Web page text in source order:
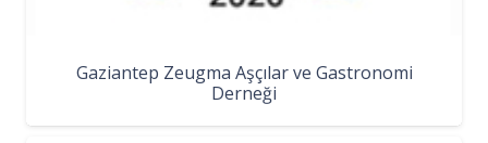
Gaziantep Zeugma Aşçılar ve Gastronomi
Derneği